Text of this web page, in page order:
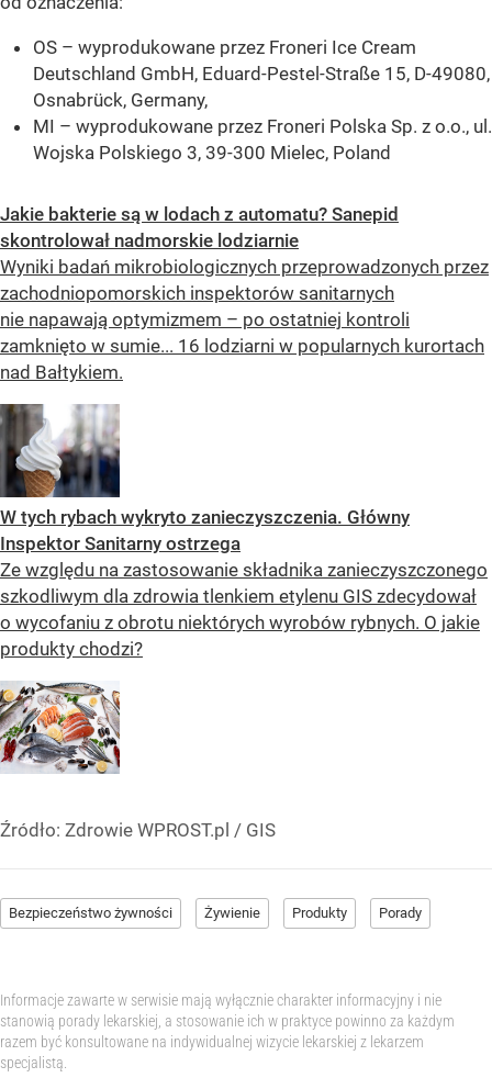
OS – wyprodukowane przez Froneri Ice Cream
Deutschland GmbH, Eduard-Pestel-Straße 15, D-49080,
Osnabrück, Germany,
MI – wyprodukowane przez Froneri Polska Sp. z o.o., ul.
Wojska Polskiego 3, 39-300 Mielec, Poland
Jakie bakterie są w lodach z automatu? Sanepid
skontrolował nadmorskie lodziarnie
Wyniki badań mikrobiologicznych przeprowadzonych przez
zachodniopomorskich inspektorów sanitarnych
nie napawają optymizmem – po ostatniej kontroli
zamknięto w sumie... 16 lodziarni w popularnych kurortach
nad Bałtykiem.
W tych rybach wykryto zanieczyszczenia. Główny
Inspektor Sanitarny ostrzega
Ze względu na zastosowanie składnika zanieczyszczonego
szkodliwym dla zdrowia tlenkiem etylenu GIS zdecydował
o wycofaniu z obrotu niektórych wyrobów rybnych. O jakie
produkty chodzi?
Źródło: Zdrowie WPROST.pl / GIS
Bezpieczeństwo żywności Żywienie Produkty Porady
Informacje zawarte w serwisie mają wyłącznie charakter informacyjny i nie
stanowią porady lekarskiej, a stosowanie ich w praktyce powinno za każdym
razem być konsultowane na indywidualnej wizycie lekarskiej z lekarzem
specjalistą.